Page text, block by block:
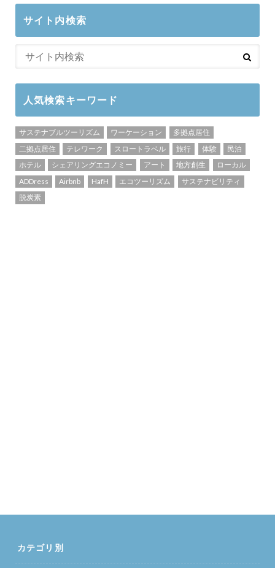
サイト内検索
人気検索キーワード
サステナブルツーリズム ワーケーション
多拠点居住
二拠点居住
テレワーク スロートラベル 旅行 体験
民泊
ホテル
シェアリングエコノミー アート 地方創生
ローカル
ADDress
Airbnb HafH エコツーリズム
サステナビリティ
脱炭素
カテゴリ別